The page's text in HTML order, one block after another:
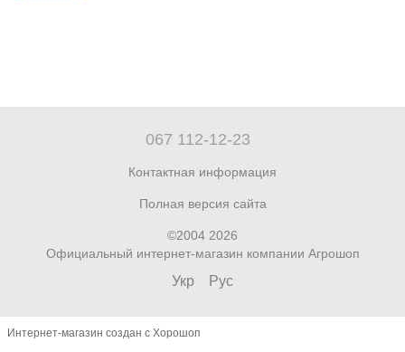
067 112-12-23
Контактная информация
Полная версия сайта
©2004 2026
Официальный интернет-магазин компании Агрошоп
Укр Рус
Интернет-магазин создан с Хорошоп